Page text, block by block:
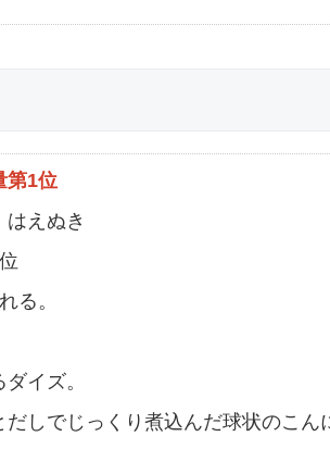
第1位
えぬき
る。
イズ。
しでじっくり煮込んだ球状のこん